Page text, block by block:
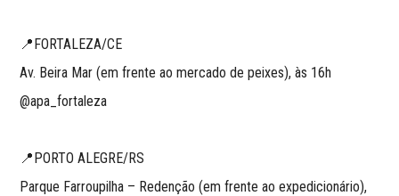
📍FORTALEZA/CE
Av. Beira Mar (em frente ao mercado de peixes), às 16h
@apa_fortaleza
📍PORTO ALEGRE/RS
Parque Farroupilha – Redenção (em frente ao expedicionário),